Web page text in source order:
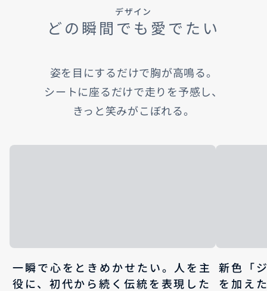
デザイン
どの瞬間でも愛でたい
姿を目にするだけで胸が高鳴る。
シートに座るだけで走りを予感し、
きっと笑みがこぼれる。
一瞬で心をときめかせたい。人を主
役に、初代から続く伝統を表現した
新色「
を加え